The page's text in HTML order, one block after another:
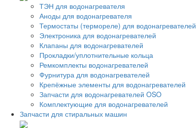
ТЭН для водонагревателя
Аноды для водонагревателя
Термостаты (термореле) для водонагревателей
Электроника для водонагревателей
Клапаны для водонагревателей
Прокладки/уплотнительные кольца
Ремкомплекты водонагревателей
Фурнитура для водонагревателей
Крепёжные элементы для водонагревателей
Запчасти для водонагревателей OSO
Комплектующие для водонагревателей
Запчасти для стиральных машин